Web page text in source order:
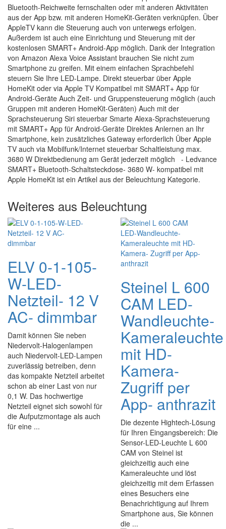
Bluetooth-Reichweite fernschalten oder mit anderen Aktivitäten
aus der App bzw. mit anderen HomeKit-Geräten verknüpfen. Über
AppleTV kann die Steuerung auch von unterwegs erfolgen.
Außerdem ist auch eine Einrichtung und Steuerung mit der
kostenlosen SMART+ Android-App möglich. Dank der Integration
von Amazon Alexa Voice Assistant brauchen Sie nicht zum
Smartphone zu greifen. Mit einem einfachen Sprachbefehl
steuern Sie Ihre LED-Lampe. Direkt steuerbar über Apple
HomeKit oder via Apple TV Kompatibel mit SMART+ App für
Android-Geräte Auch Zeit- und Gruppensteuerung möglich (auch
Gruppen mit anderen HomeKit-Geräten) Auch mit der
Sprachsteuerung Siri steuerbar Smarte Alexa-Sprachsteuerung
mit SMART+ App für Android-Geräte Direktes Anlernen an Ihr
Smartphone, kein zusätzliches Gateway erforderlich Über Apple
TV auch via Mobilfunk/Internet steuerbar Schaltleistung max.
3680 W Direktbedienung am Gerät jederzeit möglich - Ledvance
SMART+ Bluetooth-Schaltsteckdose- 3680 W- kompatibel mit
Apple HomeKit ist ein Artikel aus der Beleuchtung Kategorie.
Weiteres aus Beleuchtung
ELV 0-1-105-
W-LED-
Netzteil- 12 V
AC- dimmbar
Damit können Sie neben
Niedervolt-Halogenlampen
auch Niedervolt-LED-Lampen
zuverlässig betreiben, denn
das kompakte Netzteil arbeitet
schon ab einer Last von nur
0,1 W. Das hochwertige
Netzteil eignet sich sowohl für
die Aufputzmontage als auch
für eine ...
Steinel L 600
CAM LED-
Wandleuchte-
Kameraleuchte
mit HD-
Kamera-
Zugriff per
App- anthrazit
Die dezente Hightech-Lösung
für Ihren Eingangsbereich: Die
Sensor-LED-Leuchte L 600
CAM von Steinel ist
gleichzeitig auch eine
Kameraleuchte und löst
gleichzeitig mit dem Erfassen
eines Besuchers eine
Benachrichtigung auf Ihrem
Smartphone aus, Sie können
die ...